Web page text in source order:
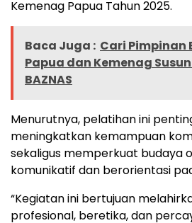
Kemenag Papua Tahun 2025.
Baca Juga : Cari Pimpinan
Papua dan Kemenag
BAZNAS
Menurutnya, pelatihan ini
meningkatkan kemampuan
sekaligus memperkuat budaya
komunikatif dan berorientasi
“Kegiatan ini bertujuan
profesional, beretika, dan